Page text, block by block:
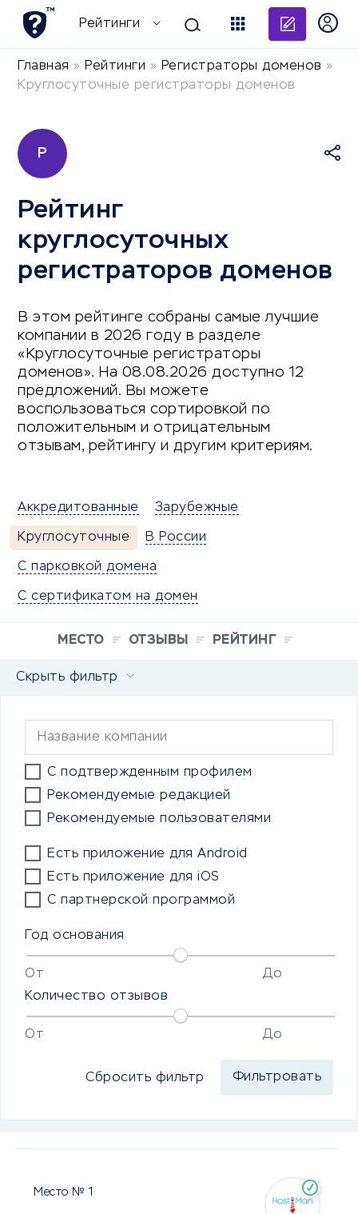
Рейтинги
Главная » Рейтинги » Регистраторы доменов »
Круглосуточные регистраторы доменов
Р
Рейтинг
круглосуточных
регистраторов доменов
В этом рейтинге собраны самые лучшие
компании в 2026 году в разделе
«Круглосуточные регистраторы
доменов». На 08.08.2026 доступно 12
предложений. Вы можете
воспользоваться сортировкой по
положительным и отрицательным
отзывам, рейтингу и другим критериям.
Аккредитованные Зарубежные
Круглосуточные В России
С парковкой домена
С сертификатом на домен
МЕСТО ОТЗЫВЫ РЕЙТИНГ
Скрыть фильтр
С подтвержденным профилем
Рекомендуемые редакцией
Рекомендуемые пользователями
Есть приложение для Android
Есть приложение для iOS
С партнерской программой
Год основания
От
До
Количество отзывов
От До
Сбросить фильтр
1